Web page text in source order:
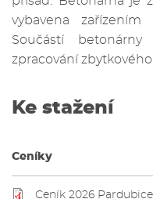
vybavena
Součástí
zpracování
Ke stažení
Ceníky
Ceník 2026